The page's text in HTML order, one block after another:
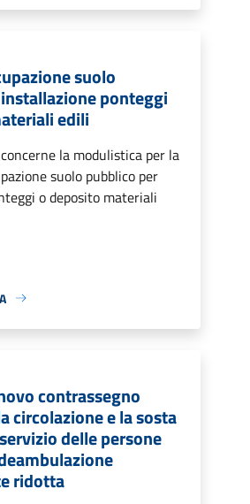
suolo
ponteggi
edili
la modulistica per la
suolo pubblico per
o deposito materiali
contrassegno
circolazione e la sosta
delle persone
ridotta